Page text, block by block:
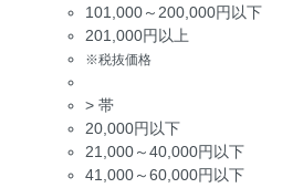
101,000～200,000円以下
201,000円以上
※税抜価格
> 帯
20,000円以下
21,000～40,000円以下
41,000～60,000円以下